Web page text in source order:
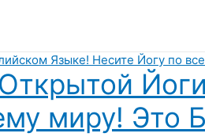
миру! Это